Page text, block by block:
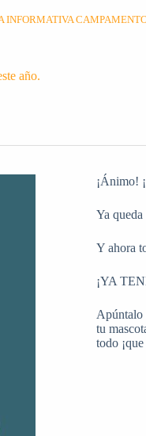
INFORMATIVA
año.
¡Ánimo!
Ya
Y ahora
¡YA
Apúntalo
tu
todo